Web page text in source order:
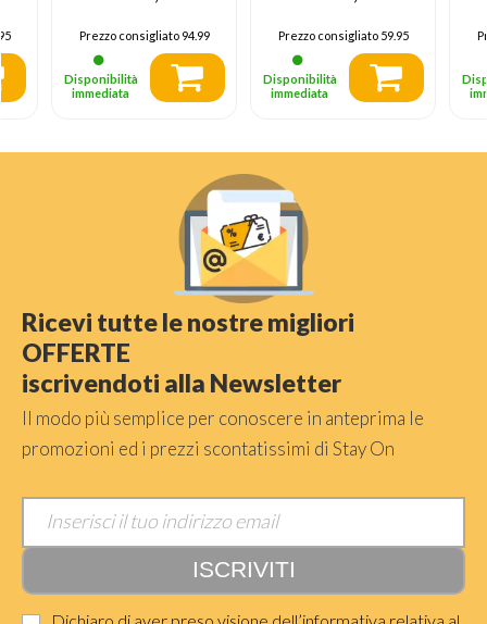
Prezzo consigliato94.99
Disponibilità
immediata
Prezzo consigliato59.95
Disponibilità
immediata
Ricevi tutte le nostre migliori
OFFERTE
iscrivendoti alla Newsletter
Il modo più semplice per conoscere in anteprima le
promozioni ed i prezzi scontatissimi di Stay On